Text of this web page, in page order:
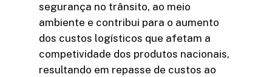
segurança no trânsito, ao meio
ambiente e contribui para o aumento
dos custos logísticos que afetam a
competividade dos produtos nacionais,
resultando em repasse de custos ao